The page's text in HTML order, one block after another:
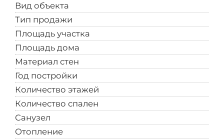
Вид объекта
Тип продажи
Свободная продажа
Площадь участка
Площадь дома
Материал стенКирпичный
Год постройки
Количество этажей
Количество спален
Санузел
Отопление
Автономное газовое